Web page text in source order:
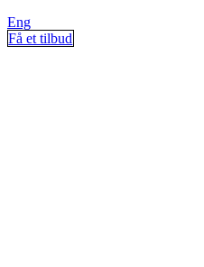
Eng
Få et tilbud